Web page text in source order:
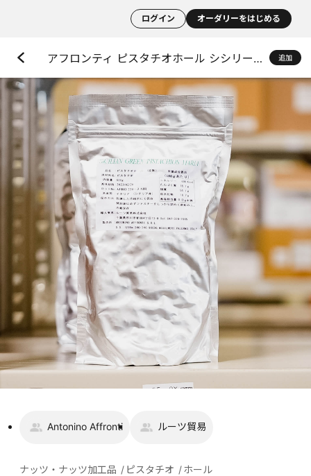
ログイン オーダリーをはじめる
アフロンティ ピスタチオホール シシリー産 追加
Antonino Affronti ルーツ貿易
ナッツ・ナッツ加工品 ピスタチオ ホール